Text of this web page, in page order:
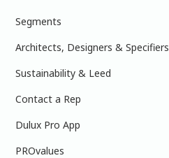
Segments
Architects, Designers & Specifiers
Sustainability & Leed
Contact a Rep
Dulux Pro App
PROvalues